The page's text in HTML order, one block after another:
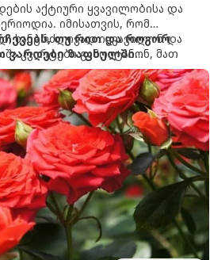
აქტიური ყვავილობისა და
იმისათვის, რომ
ხანგრძლივად იყვავილონ და
კვირტები გამოიტანონ, მათ
სწორი გამოკვება
პერიოდში მცენარის
იცვლება, ამიტომ
ვიცოდეთ, რომელი სასუქები
დროს.
თუ რით და როგორ
ვარდები ზაფხულში
მისაღწევად: